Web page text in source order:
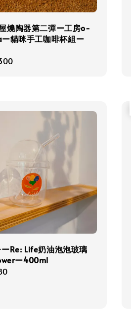
燒陶器第二彈ー工房o-
貓咪手工咖啡杯組ー
Re: Life奶油泡泡玻璃
ー400ml